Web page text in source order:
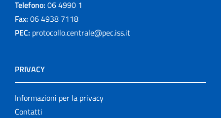
Telefono: 06 4990 1
Fax: 06 4938 7118
PEC: protocollo.centrale@pec.iss.it
PRIVACY
Informazioni per la privacy
Contatti